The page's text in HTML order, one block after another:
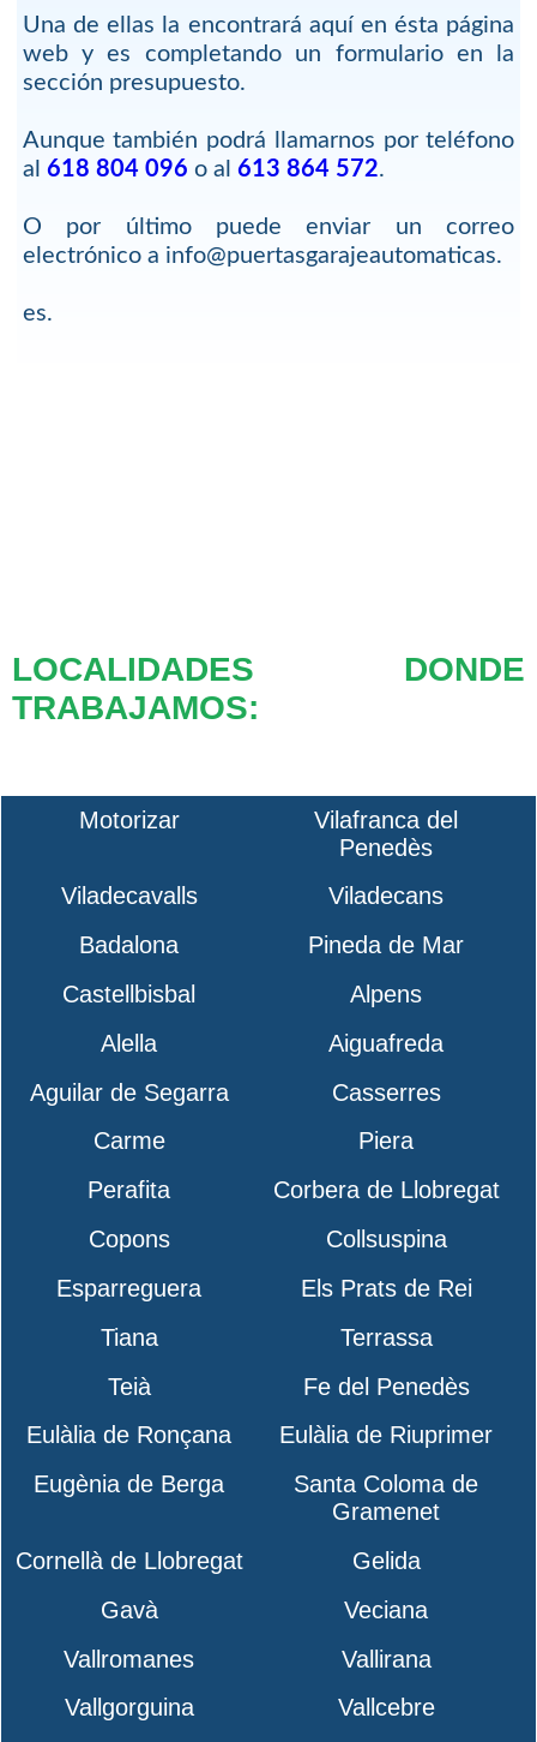
Una de ellas la encontrará aquí en ésta página
web y es completando un formulario en la
sección presupuesto.
Aunque también podrá llamarnos por teléfono
al 618 804 096 o al 613 864 572.
O por último puede enviar un correo
electrónico a info@puertasgarajeautomaticas.
es.
LOCALIDADES DONDE
TRABAJAMOS:
Motorizar
Vilafranca del
Penedès
Viladecavalls
Viladecans
Badalona
Pineda de Mar
Castellbisbal
Alpens
Alella
Aiguafreda
Aguilar de Segarra
Casserres
Carme
Piera
Perafita
Corbera de Llobregat
Copons
Collsuspina
Esparreguera
Els Prats de Rei
Tiana
Terrassa
Teià
Fe del Penedès
Eulàlia de Ronçana
Eulàlia de Riuprimer
Eugènia de Berga
Santa Coloma de
Gramenet
Cornellà de Llobregat
Gelida
Gavà
Veciana
Vallromanes
Vallirana
Vallgorguina
Vallcebre